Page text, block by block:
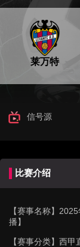
莱万特
信号源
比赛介绍
【赛事名称】
播】
【赛事分类】 西甲